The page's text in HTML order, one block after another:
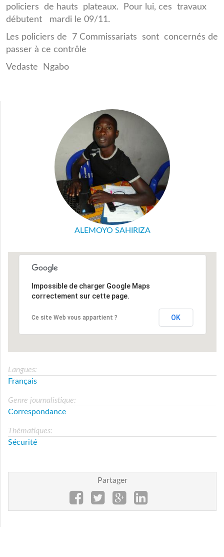
policiers de hauts plateaux. Pour lui, ces travaux
débutent mardi le 09/11.
Les policiers de 7 Commissariats sont concernés de
passer à ce contrôle
Vedaste Ngabo
ALEMOYO SAHIRIZA
Impossible de charger Google Maps
correctement sur cette page.
Ce site Web vous appartient ? OK
Langues:
Français
Genre journalistique:
Correspondance
Thématiques:
Sécurité
Partager